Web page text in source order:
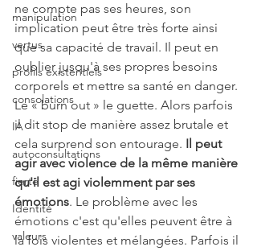
manipulation
vertus
profils existentiels
consolations
IA
autoconsultations
fierté
Identité
valeurs
ne compte pas ses heures, son
implication peut être très forte ainsi
que sa capacité de travail. Il peut en
oublier jusqu'à ses propres besoins
corporels et mettre sa santé en danger.
Le « burn out » le guette. Alors parfois
il dit stop de manière assez brutale et
cela surprend son entourage. Il peut
agir avec violence de la même manière
qu'il est agi violemment par ses
émotions. Le problème avec les
émotions c'est qu'elles peuvent être à
la fois violentes et mélangées. Parfois il